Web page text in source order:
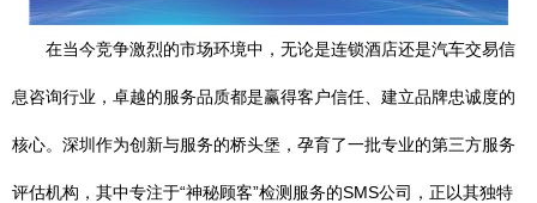
在当今竞争激烈的市场环境中，无论是连锁酒店还是汽车交易信
息咨询行业，卓越的服务品质都是赢得客户信任、建立品牌忠诚度的
核心。深圳作为创新与服务的桥头堡，孕育了一批专业的第三方服务
评估机构，其中专注于“神秘顾客”检测服务的SMS公司，正以其独特